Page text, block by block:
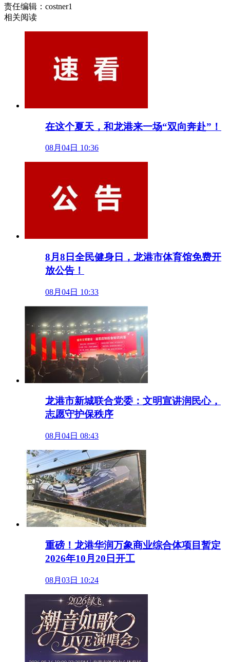
责任编辑：costner1
相关阅读
在这个夏天，和龙港来一场“双向奔赴”！
08月04日 10:36
8月8日全民健身日，龙港市体育馆免费开
放公告！
08月04日 10:33
龙港市新城联合党委：文明宣讲润民心，
志愿守护保秩序
08月04日 08:43
重磅！龙港华润万象商业综合体项目暂定
2026年10月20日开工
08月03日 10:24